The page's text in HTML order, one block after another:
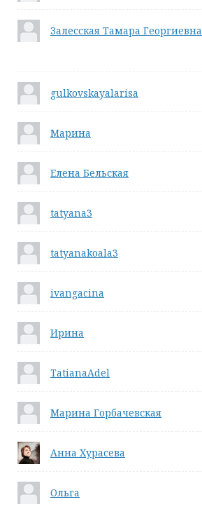
Залесская Тамара Георгиевна
gulkovskayalarisa
Марина
Елена Бельская
tatyana3
tatyanakoala3
ivangacina
Ирина
TatianaAdel
Марина Горбачевская
Анна Хурасева
Ольга